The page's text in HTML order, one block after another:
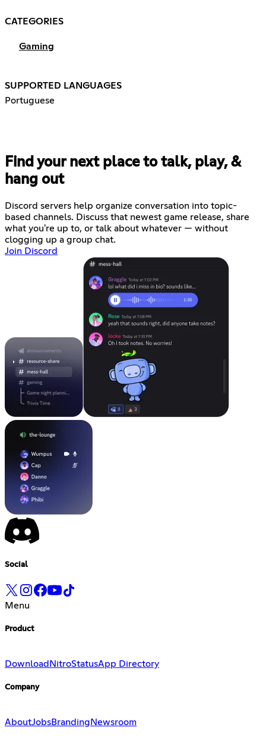
CATEGORIES
Gaming
SUPPORTED LANGUAGES
Portuguese
Find your next place to talk, play, &
hang out
Discord servers help organize conversation into topic-
based channels. Discuss that newest game release, share
what you're up to, or talk about whatever — without
clogging up a group chat.
Join Discord
Social
Menu
Product
Download NitroStatusApp Directory
Company
AboutJobsBranding Newsroom